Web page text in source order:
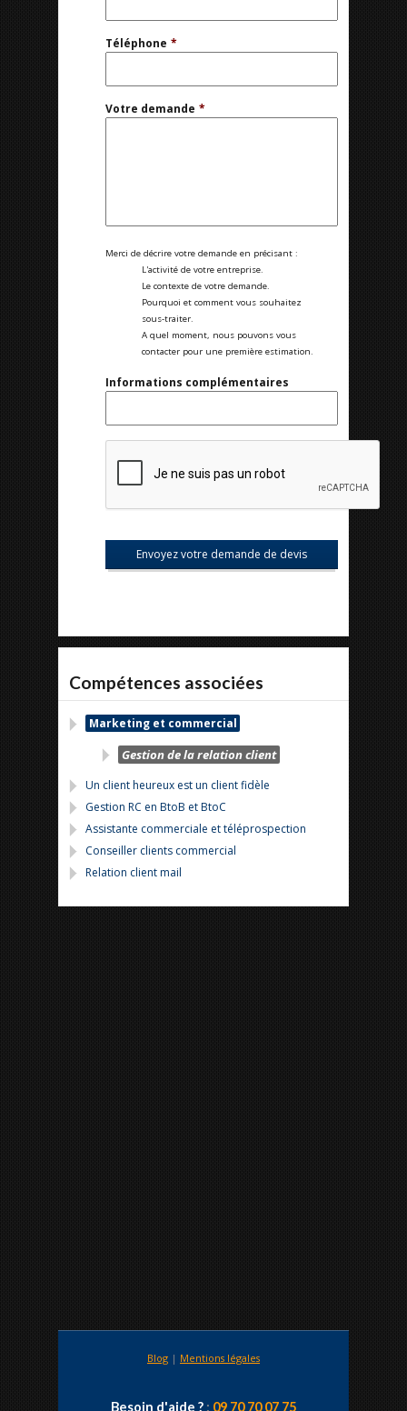
Téléphone *
Votre demande *
Merci de décrire votre demande en précisant :
L'activité de votre entreprise.
Le contexte de votre demande.
Pourquoi et comment vous souhaitez
sous-traiter.
A quel moment, nous pouvons vous
contacter pour une première estimation.
Informations complémentaires
Compétences associées
Marketing et commercial
Gestion de la relation client
Un client heureux est un client fidèle
Gestion RC en BtoB et BtoC
Assistante commerciale et téléprospection
Conseiller clients commercial
Relation client mail
Blog | Mentions légales
Besoin d'aide ? : 09 70 70 07 75